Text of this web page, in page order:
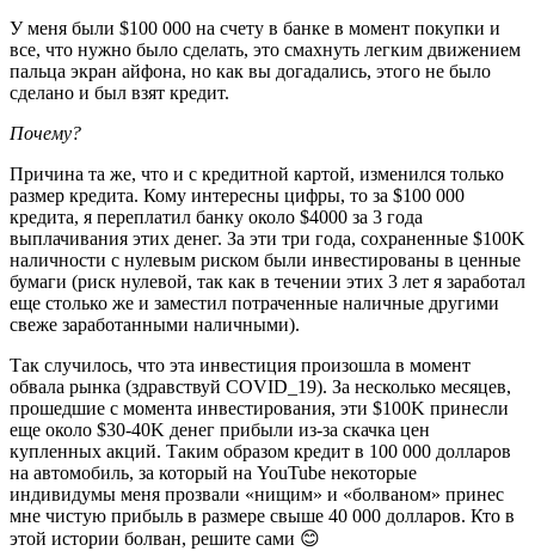
У меня были $100 000 на счету в банке в момент покупки и
все, что нужно было сделать, это смахнуть легким движением
пальца экран айфона, но как вы догадались, этого не было
сделано и был взят кредит.
Почему?
Причина та же, что и с кредитной картой, изменился только
размер кредита. Кому интересны цифры, то за $100 000
кредита, я переплатил банку около $4000 за 3 года
выплачивания этих денег. За эти три года, сохраненные $100K
наличности с нулевым риском были инвестированы в ценные
бумаги (риск нулевой, так как в течении этих 3 лет я заработал
еще столько же и заместил потраченные наличные другими
свеже заработанными наличными).
Так случилось, что эта инвестиция произошла в момент
обвала рынка (здравствуй COVID_19). За несколько месяцев,
прошедшие с момента инвестирования, эти $100K принесли
еще около $30-40K денег прибыли из-за скачка цен
купленных акций. Таким образом кредит в 100 000 долларов
на автомобиль, за который на YouTube некоторые
индивидумы меня прозвали «нищим» и «болваном» принес
мне чистую прибыль в размере свыше 40 000 долларов. Кто в
этой истории болван, решите сами 😊